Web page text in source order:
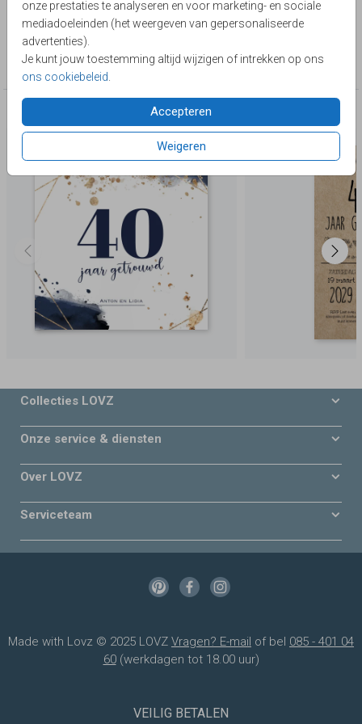
onze prestaties te analyseren en voor marketing- en sociale
mediadoeleinden (het weergeven van gepersonaliseerde
advertenties).
Je kunt jouw toestemming altijd wijzigen of intrekken op ons
ons cookiebeleid
Accepteren
Weigeren
Lievez
Collectie
40 jaar getrouwd
Deze producten zijn wellicht ook iets voor je
Collecties LOVZ
Onze service & diensten
Over LOVZ
Serviceteam
Made with Lovz © 2025 LOVZ Vragen? E-mail of bel 085 - 401 04
60(werkdagen tot 18.00 uur)
VEILIG BETALEN